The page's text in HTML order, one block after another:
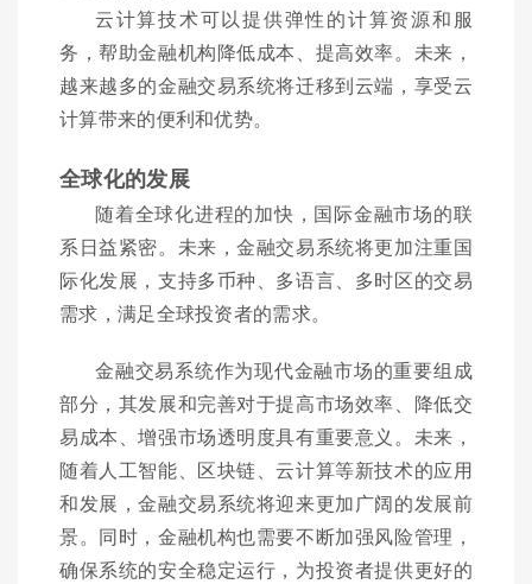
云计算技术可以提供弹性的计算资源和服
务，帮助金融机构降低成本、提高效率。未来，
越来越多的金融交易系统将迁移到云端，享受云
计算带来的便利和优势。
全球化的发展
随着全球化进程的加快，国际金融市场的联
系日益紧密。未来，金融交易系统将更加注重国
际化发展，支持多币种、多语言、多时区的交易
需求，满足全球投资者的需求。
金融交易系统作为现代金融市场的重要组成
部分，其发展和完善对于提高市场效率、降低交
易成本、增强市场透明度具有重要意义。未来，
随着人工智能、区块链、云计算等新技术的应用
和发展，金融交易系统将迎来更加广阔的发展前
景。同时，金融机构也需要不断加强风险管理，
确保系统的安全稳定运行，为投资者提供更好的